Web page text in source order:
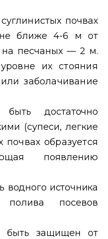
почвах
неближе 4-6 м от
на песчаных — 2 м.
их стояния
заболачивание
достаточно
(супеси, легкие
образуется
появлению
водного источника
посевов
быть защищен от